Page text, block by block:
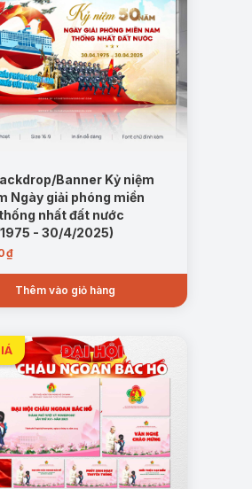
và lịch sử.
Banner Kỷ niệm
Ngày giải phóng miền
nhất đất nước
- 30/4/2025)
₫
Thêm vào giỏ hàng